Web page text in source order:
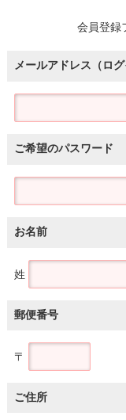
会員登録
メールアドレス（ログ
ご希望のパスワード
お名前
姓
郵便番号
〒
ご住所